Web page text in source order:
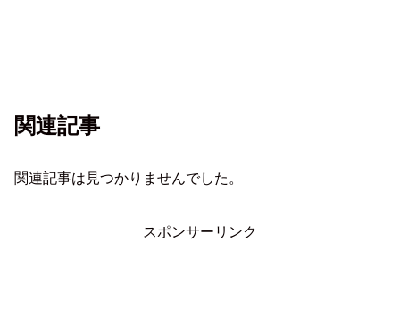
関連記事
関連記事は見つかりませんでした。
スポンサーリンク